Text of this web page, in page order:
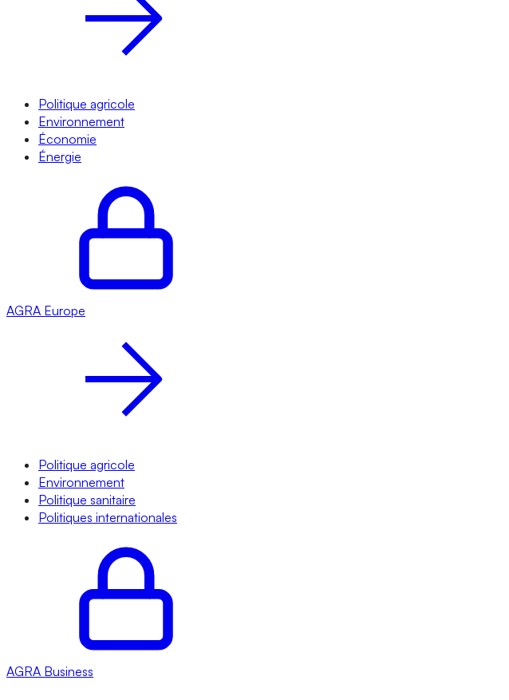
Politique agricole
Environnement
Économie
Énergie
AGRA Europe
Politique agricole
Environnement
Politique sanitaire
Politiques internationales
AGRA Business